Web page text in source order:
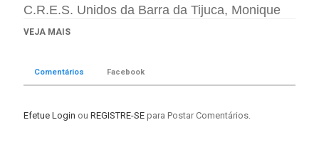
C.R.E.S. Unidos da Barra da Tijuca, Monique
Rizzeto, com direito a churrasco, cerveja
VEJA MAIS
Comentários Facebook
Efetue Login ou REGISTRE-SE para Postar Comentários.